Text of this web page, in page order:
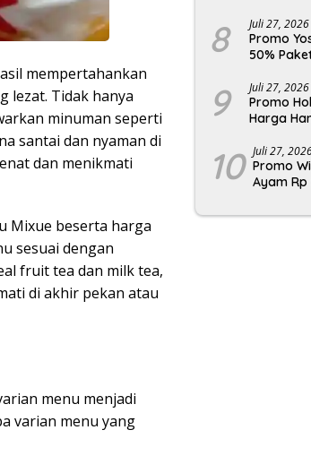
mempertahankan
lezat. Tidak hanya
minuman seperti
santai dan nyaman di
dan menikmati
Mixue beserta harga
sesuai dengan
fruit tea dan milk tea,
di akhir pekan atau
menu menjadi
varian menu yang
8 Juli 27, 2026
Promo
50%
9 Juli 27, 2026
Promo
Harga
10 Juli 27,
Promo
Ayam Rp